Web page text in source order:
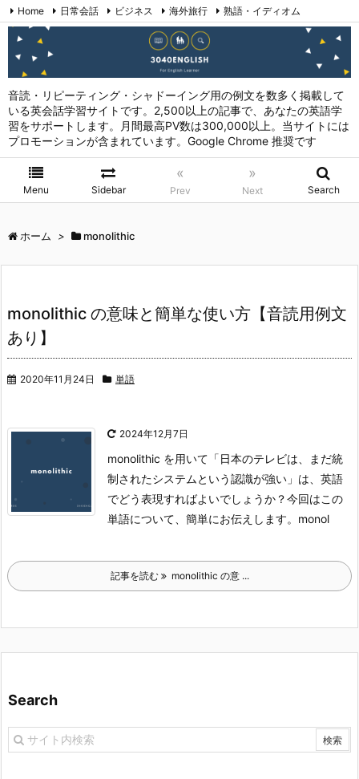
音読・リピーティング・シャドーイング用の例文を数多く掲載して
いる英会話学習サイトです。2,500以上の記事で、あなたの英語学
習をサポートします。月間最高PV数は300,000以上。当サイトには
プロモーションが含まれています。Google Chrome 推奨です
Menu Sidebar
«
Prev
»
Next Search
Home 日常会話 ビジネス 海外旅行
熟語・イディオム
英会話表現 (日本語→英語)
お問い合わせ
ホーム > monolithic
monolithic の意味と簡単な使い方【音読用例文
あり】
2020年11月24日 単語
2024年12月7日
monolithic を用いて「日本のテレビは、まだ統
制されたシステムという認識が強い」は、英語
でどう表現すればよいでしょうか？今回はこの
単語について、簡単にお伝えします。 monol
記事を読む monolithic の意 ...
Search